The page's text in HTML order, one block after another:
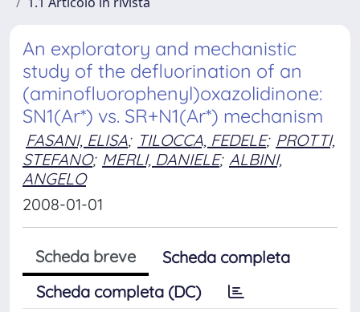
An exploratory and mechanistic
study of the defluorination of an
(aminofluorophenyl)oxazolidinone:
SN1(Ar*) vs. SR+N1(Ar*) mechanism
FASANI, ELISA; TILOCCA, FEDELE; PROTTI,
STEFANO; MERLI, DANIELE; ALBINI,
ANGELO
2008-01-01
Scheda breve
Scheda completa
Scheda completa (DC)